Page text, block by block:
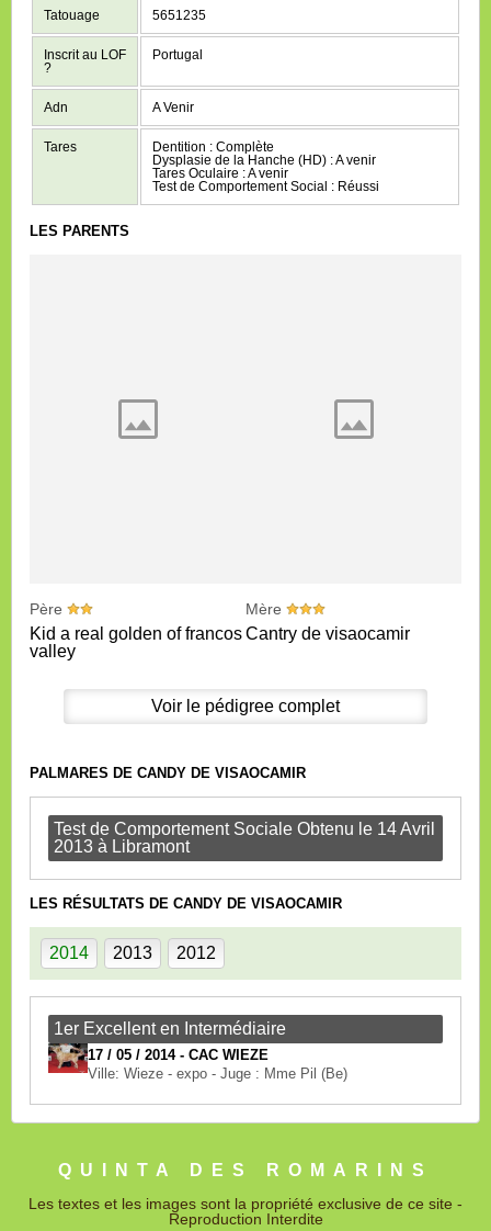
Tatouage 5651235
Inscrit au LOF
?
Portugal
Adn A Venir
Tares
Dentition : Complète
Dysplasie de la Hanche (HD) : A venir
Tares Oculaire : A venir
Test de Comportement Social : Réussi
LES PARENTS
Père
Kid a real golden of francos
valley
Mère
Cantry de visaocamir
Voir le pédigree complet
PALMARES DE CANDY DE VISAOCAMIR
Test de Comportement Sociale Obtenu le 14 Avril
2013 à Libramont
LES RÉSULTATS DE CANDY DE VISAOCAMIR
2014 2013 2012
1er Excellent en Intermédiaire
17 / 05 / 2014 - CAC WIEZE
Ville: Wieze - expo - Juge : Mme Pil (Be)
QUINTA DES ROMARINS
Les textes et les images sont la propriété exclusive de ce site -
Reproduction Interdite